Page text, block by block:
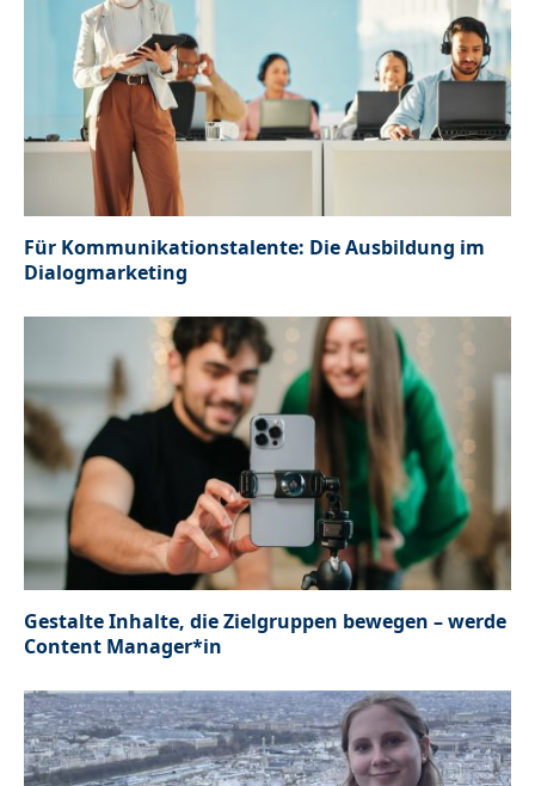
Für Kommunikationstalente: Die Ausbildung im
Dialogmarketing
Gestalte Inhalte, die Zielgruppen bewegen – werde
Content Manager*in